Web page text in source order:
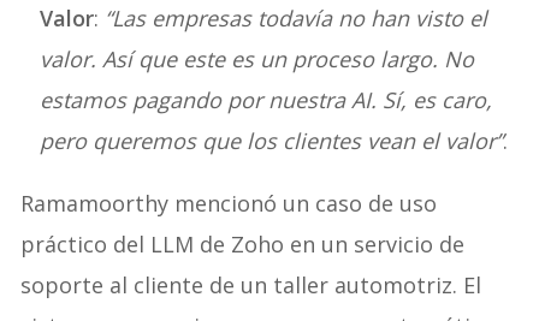
Valor: “Las empresas todavía no han visto el
valor. Así que este es un proceso largo. No
estamos pagando por nuestra AI. Sí, es caro,
pero queremos que los clientes vean el valor”.
Ramamoorthy mencionó un caso de uso
práctico del LLM de Zoho en un servicio de
soporte al cliente de un taller automotriz. El